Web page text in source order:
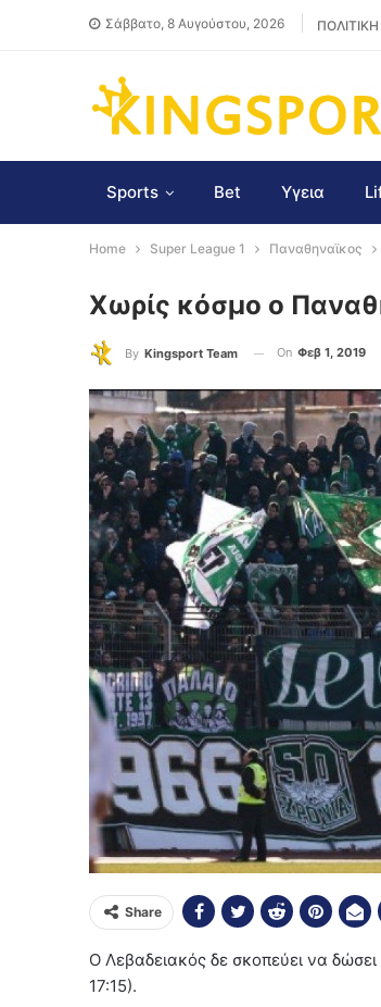
Σάββατο, 8 Αυγούστου, 2026
Sports Bet Υγεια
Home Super League 1 Παναθηναϊκος
Χωρίς κόσμο ο
By Kingsport Team On Φεβ 1, 2019
Share
Ο Λεβαδειακός δε σκοπεύει να
17:15).